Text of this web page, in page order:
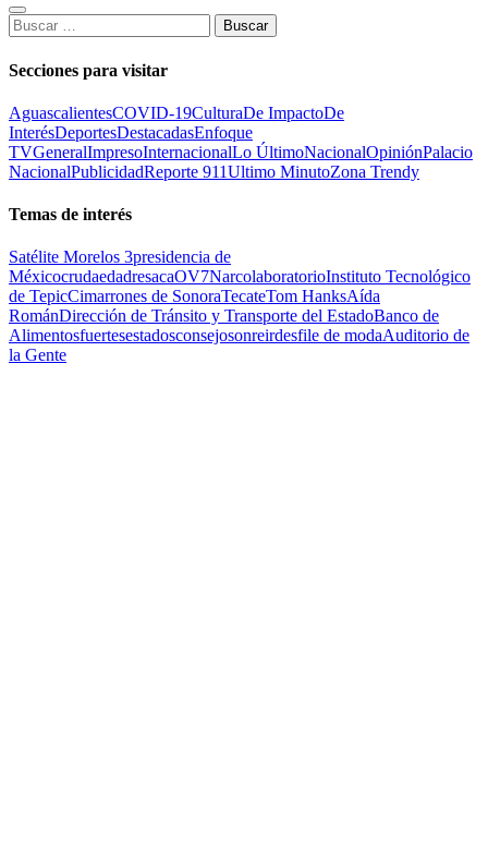
Buscar:
Secciones para visitar
AguascalientesCOVID-19CulturaDe ImpactoDe
InterésDeportesDestacadasEnfoque
TVGeneralImpresoInternacionalLo ÚltimoNacionalOpiniónPalacio
NacionalPublicidadReporte 911Ultimo MinutoZona Trendy
Temas de interés
Satélite Morelos 3presidencia de
MéxicocrudaedadresacaOV7NarcolaboratorioInstituto Tecnológico
de TepicCimarrones de SonoraTecateTom HanksAída
RománDirección de Tránsito y Transporte del EstadoBanco de
Alimentosfuertesestadosconsejosonreirdesfile de modaAuditorio de
la Gente